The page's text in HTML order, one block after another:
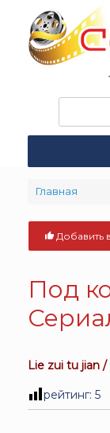
content
поиска:
Главная
Добавить
Под
Lie zui tu jian
рейтинг: 5